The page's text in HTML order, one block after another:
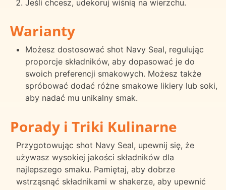
Jeśli chcesz, udekoruj wiśnią na wierzchu.
Warianty
Możesz dostosować shot Navy Seal, regulując
proporcje składników, aby dopasować je do
swoich preferencji smakowych. Możesz także
spróbować dodać różne smakowe likiery lub soki,
aby nadać mu unikalny smak.
Porady i Triki Kulinarne
Przygotowując shot Navy Seal, upewnij się, że
używasz wysokiej jakości składników dla
najlepszego smaku. Pamiętaj, aby dobrze
wstrząsnąć składnikami w shakerze, aby upewnić